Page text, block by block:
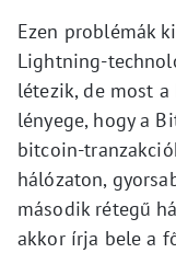
Ezen problémák
Lightning-
létezik, de most
lényege, hogy a
bitcoin-
hálózaton,
második rétegű
akkor írja bele a